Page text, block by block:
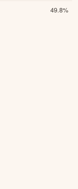
49.8%